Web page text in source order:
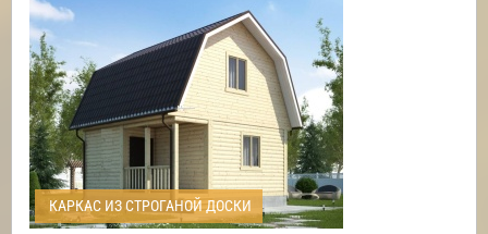
КАРКАС ИЗ СТРОГАНОЙ ДОСКИ